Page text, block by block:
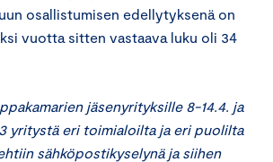
osallistumisen edellytyksenä on
vuotta sitten vastaava luku oli 34
jäsenyrityksille 8-14.4. ja
yritystä eri toimialoilta ja eri puolilta
sähköpostikyselynä ja siihen